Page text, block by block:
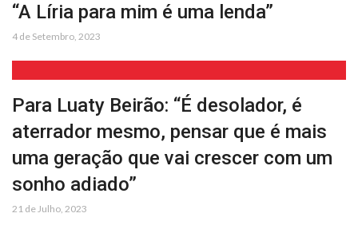
“A Líria para mim é uma lenda”
4 de Setembro, 2023
Para Luaty Beirão: “É desolador, é
aterrador mesmo, pensar que é mais
uma geração que vai crescer com um
sonho adiado”
21 de Julho, 2023